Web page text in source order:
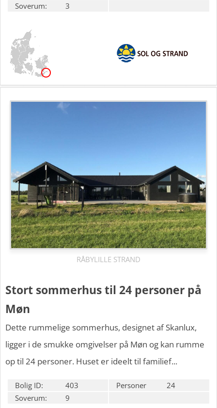
Soverum:
3
RÅBYLILLE STRAND
Stort sommerhus til 24 personer på
Møn
Dette rummelige sommerhus, designet af Skanlux,
ligger i de smukke omgivelser på Møn og kan rumme
op til 24 personer. Huset er ideelt til familief...
Bolig ID: 403 Personer
24
Soverum:
9